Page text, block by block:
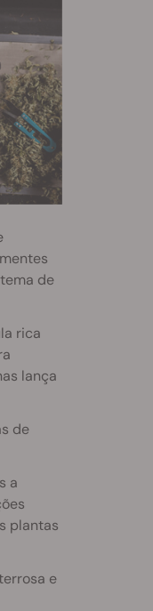
de
rica
lança
de
a
plantas
e